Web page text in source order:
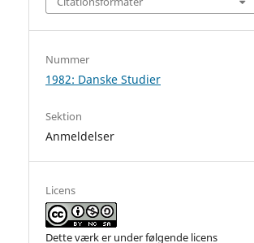
Nummer
1982: Danske Studier
Sektion
Anmeldelser
Licens
Dette værk er under følgende licens